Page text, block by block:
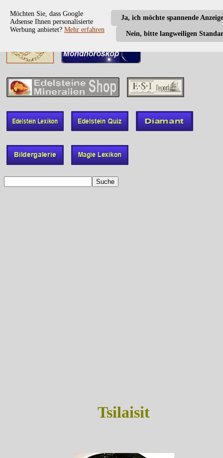
Ja, ich möchte spannende
Nein, bitte langweiligen
Möchten Sie, dass Google
Adsense Ihnen personalisierte
Werbung anbietet? Mehr erfahren
Tsilaisit